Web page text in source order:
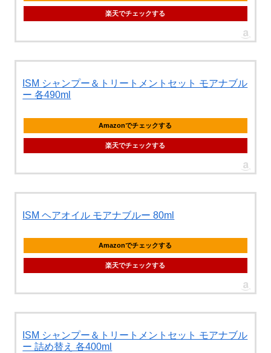
楽天でチェックする
ISM シャンプー＆トリートメントセット モアナブル
ー 各490ml
Amazonでチェックする
楽天でチェックする
ISM ヘアオイル モアナブルー 80ml
Amazonでチェックする
楽天でチェックする
ISM シャンプー＆トリートメントセット モアナブル
ー 詰め替え 各400ml